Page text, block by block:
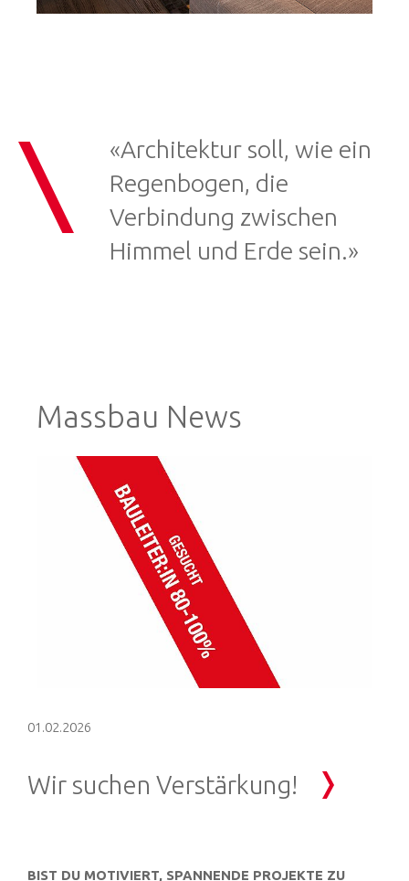
«Architektur soll, wie ein
Regenbogen, die
Verbindung zwischen
Himmel und Erde sein.»
Massbau News
01.02.2026
Wir suchen Verstärkung!
BIST DU MOTIVIERT, SPANNENDE PROJEKTE ZU